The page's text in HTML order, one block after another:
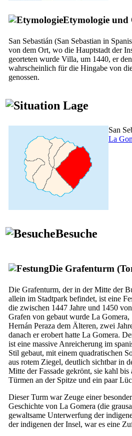
Etymologie und
San Sebastián (San Sebastian in
von dem Ort, wo die Hauptstadt der
georteten wurde Villa, um 1440, er
wahrscheinlich für die Hingabe von
genossen.
Lage
San
La
Besuche
Die Grafenturm (
Die Grafenturm, der in der Mitte der
allein im Stadtpark befindet, ist eine
die zwischen 1447 Jahre und 1450
Grafen von gebaut wurde La Gomera,
Hernán Peraza dem Älteren, zwei
danach er erobert hatte La Gomera.
ist eine massive Anreicherung im
Stil gebaut, mit einem quadratischen
aus rotem Ziegel, deutlich sichtbar in
Mitte der Fassade gekrönt, sie kahl
Türmen an der Spitze und ein paar
Dieser Turm war Zeuge einer
Geschichte von La Gomera (die
gewaltsame Unterwerfung der
der indigenen der Insel, war es eine